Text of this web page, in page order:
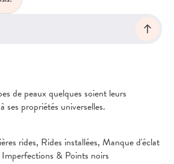
de peaux quelques soient leurs
ses propriétés universelles.
rides, Rides installées, Manque d'éclat
& Points noirs